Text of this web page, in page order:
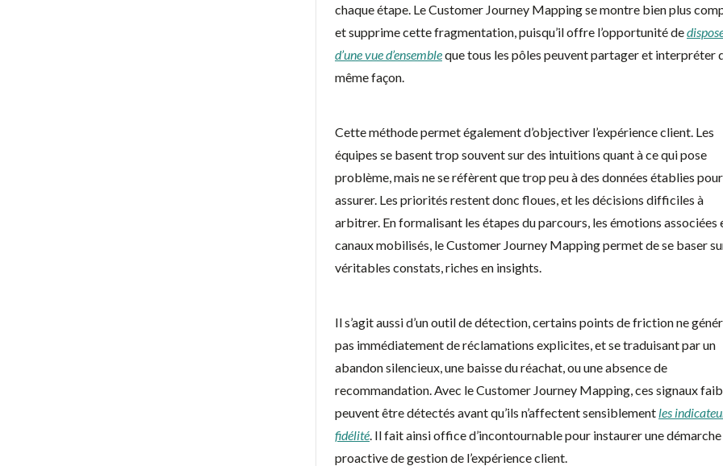
chaque étape. Le Customer Journey Mapping se montre bien plus
et supprime cette fragmentation, puisqu’il offre l’opportunité de
d’une vue d’ensembleque tous les pôles peuvent partager et interpréter
même façon.
Cette méthode permet également d’objectiver l’expérience client. Les
équipes se basent trop souvent sur des intuitions quant à ce qui pose
problème, mais ne se réfèrent que trop peu à des données établies pour
assurer. Les priorités restent donc floues, et les décisions difficiles à
arbitrer. En formalisant les étapes du parcours, les émotions associées
canaux mobilisés, le Customer Journey Mapping permet de se baser
véritables constats, riches en insights.
Il s’agit aussi d’un outil de détection, certains points de friction ne
pas immédiatement de réclamations explicites, et se traduisant par un
abandon silencieux, une baisse du réachat, ou une absence de
recommandation. Avec le Customer Journey Mapping, ces signaux
peuvent être détectés avant qu’ils n’affectent sensiblement les
fidélité . Il fait ainsi office d’incontournable pour instaurer une démarche
proactive de gestion de l’expérience client.